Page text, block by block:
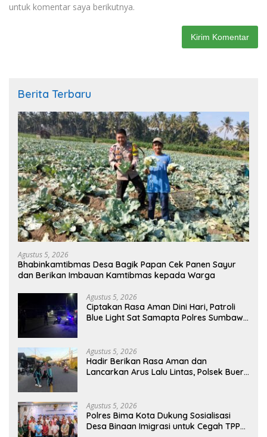
untuk komentar saya berikutnya.
Berita Terbaru
Agustus 5, 2026
Bhabinkamtibmas Desa Bagik Papan Cek Panen Sayur
dan Berikan Imbauan Kamtibmas kepada Warga
Agustus 5, 2026
Ciptakan Rasa Aman Dini Hari, Patroli
Blue Light Sat Samapta Polres Sumbawa
Agustus 5, 2026
Hadir Berikan Rasa Aman dan
Lancarkan Arus Lalu Lintas, Polsek Buer
Agustus 5, 2026
Polres Bima Kota Dukung Sosialisasi
Desa Binaan Imigrasi untuk Cegah TPPO